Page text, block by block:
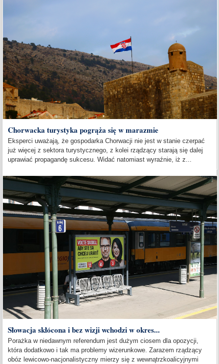
Chorwacka turystyka pogrąża się w marazmie
Eksperci uważają, że gospodarka Chorwacji nie jest w stanie czerpać
już więcej z sektora turystycznego, z kolei rządzący starają się dalej
uprawiać propagandę sukcesu. Widać natomiast wyraźnie, iż z...
Słowacja skłócona i bez wizji wchodzi w okres...
Porażka w niedawnym referendum jest dużym ciosem dla opozycji,
która dodatkowo i tak ma problemy wizerunkowe. Zarazem rządzący
obóz lewicowo-nacjonalistyczny mierzy się z wewnątrzkoalicyjnymi